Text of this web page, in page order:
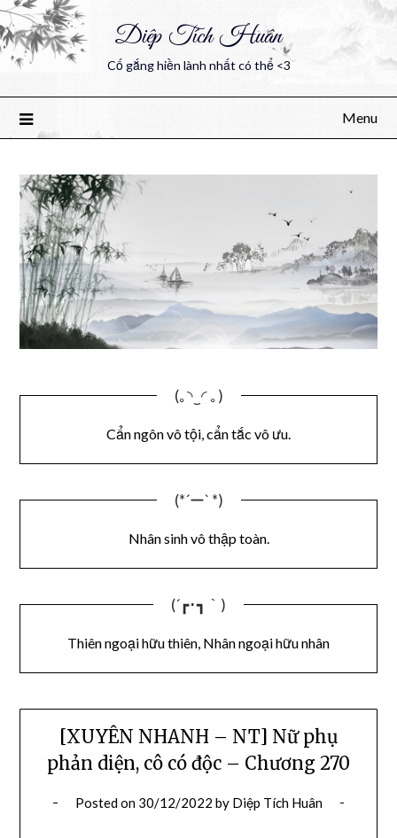
Diệp Tích Huân
Cố gắng hiền lành nhất có thể <3
Menu
(｡◝‿◜ ｡)
Cẩn ngôn vô tội, cẩn tắc vô ưu.
(*´ー` *)
Nhân sinh vô thập toàn.
(´┏･┓｀)
Thiên ngoại hữu thiên, Nhân ngoại hữu nhân
[XUYÊN NHANH – NT] Nữ phụ
phản diện, cô có độc – Chương 270
Posted on 30/12/2022 by Diệp Tích Huân